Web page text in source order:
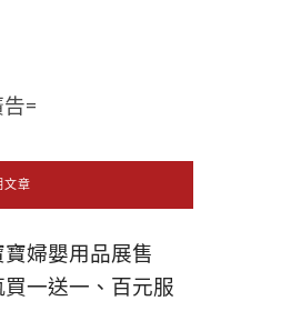
=
文章
寶婦嬰用品展售
一送一、百元服